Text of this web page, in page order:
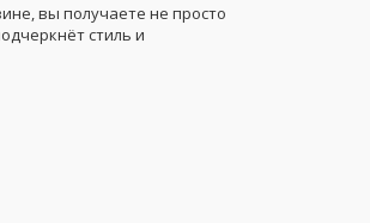
вы получаете не просто
стиль и